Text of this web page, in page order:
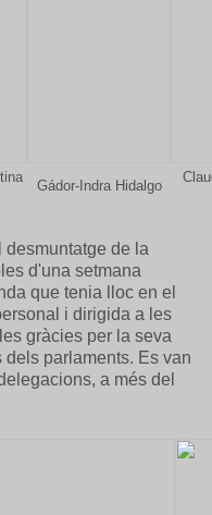
Gádor-Indra Hidalgo
desmuntatge de la
d'una setmana
que tenia lloc en el
i dirigida a les
gràcies per la seva
parlaments. Es van
a més del